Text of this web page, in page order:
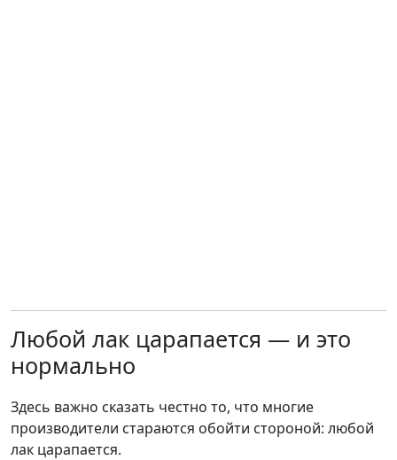
Любой лак царапается — и это
нормально
Здесь важно сказать честно то, что многие
производители стараются обойти стороной: любой
лак царапается.